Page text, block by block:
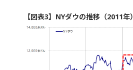
【図表3】NYダウの推移（2011年）